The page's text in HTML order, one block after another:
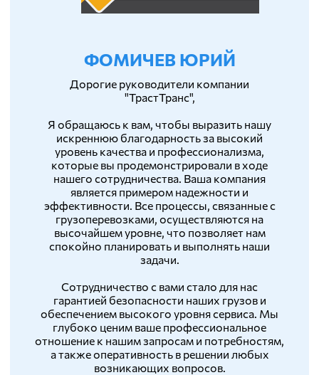
ФОМИЧЕВ ЮРИЙ
Дорогие руководители компании
"ТрастТранс",
Я обращаюсь к вам, чтобы выразить нашу
искреннюю благодарность за высокий
уровень качества и профессионализма,
которые вы продемонстрировали в ходе
нашего сотрудничества. Ваша компания
является примером надежности и
эффективности. Все процессы, связанные с
грузоперевозками, осуществляются на
высочайшем уровне, что позволяет нам
спокойно планировать и выполнять наши
задачи.
Сотрудничество с вами стало для нас
гарантией безопасности наших грузов и
обеспечением высокого уровня сервиса. Мы
глубоко ценим ваше профессиональное
отношение к нашим запросам и потребностям,
а также оперативность в решении любых
возникающих вопросов.